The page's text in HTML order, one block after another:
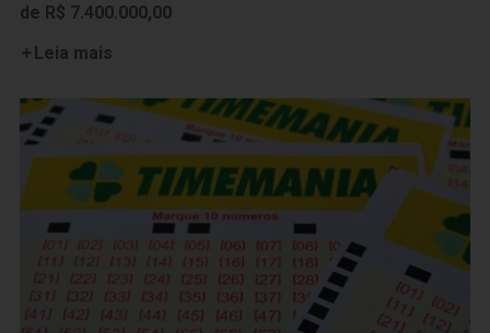
de R$ 7.400.000,00
Leia mais